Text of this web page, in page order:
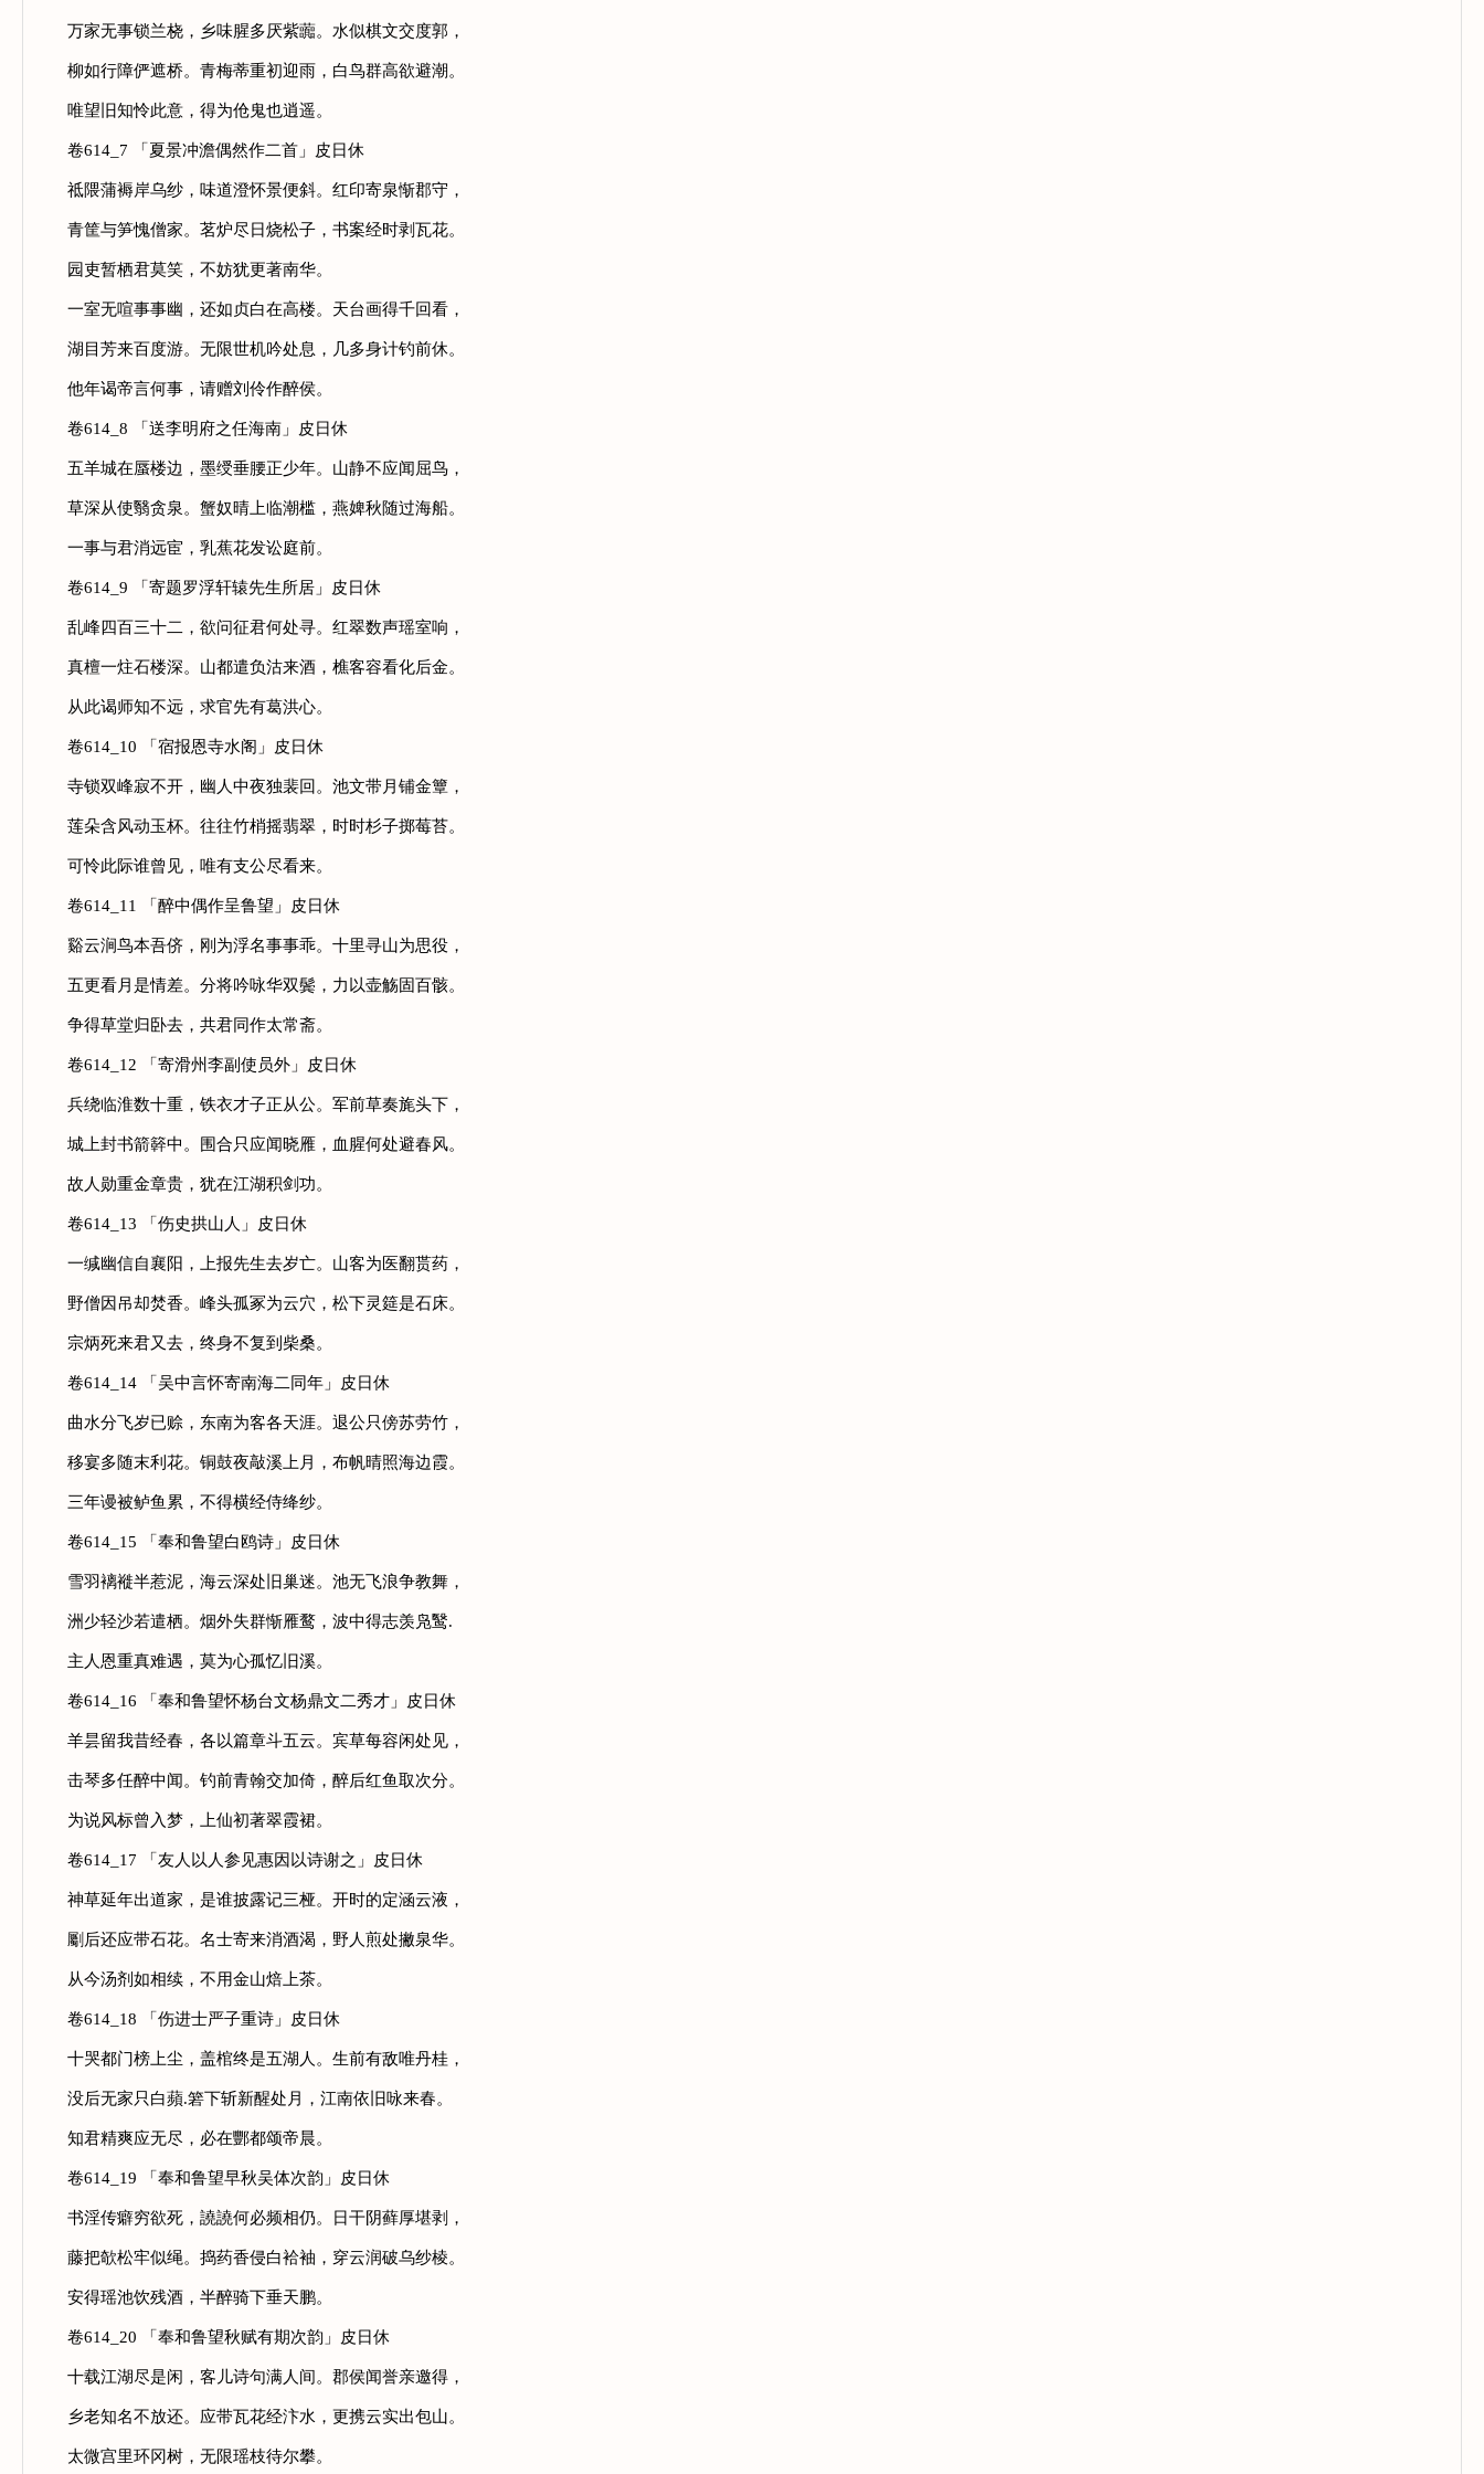
万家无事锁兰桡，乡味腥多厌紫虈。水似棋文交度郭，
柳如行障俨遮桥。青梅蒂重初迎雨，白鸟群高欲避潮。
唯望旧知怜此意，得为伧鬼也逍遥。
卷614_7 「夏景冲澹偶然作二首」皮日休
祗隈蒲褥岸乌纱，味道澄怀景便斜。红印寄泉惭郡守，
青筐与笋愧僧家。茗炉尽日烧松子，书案经时剥瓦花。
园吏暂栖君莫笑，不妨犹更著南华。
一室无喧事事幽，还如贞白在高楼。天台画得千回看，
湖目芳来百度游。无限世机吟处息，几多身计钓前休。
他年谒帝言何事，请赠刘伶作醉侯。
卷614_8 「送李明府之任海南」皮日休
五羊城在蜃楼边，墨绶垂腰正少年。山静不应闻屈鸟，
草深从使翳贪泉。蟹奴晴上临潮槛，燕婢秋随过海船。
一事与君消远宦，乳蕉花发讼庭前。
卷614_9 「寄题罗浮轩辕先生所居」皮日休
乱峰四百三十二，欲问征君何处寻。红翠数声瑶室响，
真檀一炷石楼深。山都遣负沽来酒，樵客容看化后金。
从此谒师知不远，求官先有葛洪心。
卷614_10 「宿报恩寺水阁」皮日休
寺锁双峰寂不开，幽人中夜独裴回。池文带月铺金簟，
莲朵含风动玉杯。往往竹梢摇翡翠，时时杉子掷莓苔。
可怜此际谁曾见，唯有支公尽看来。
卷614_11 「醉中偶作呈鲁望」皮日休
谿云涧鸟本吾侪，刚为浮名事事乖。十里寻山为思役，
五更看月是情差。分将吟咏华双鬓，力以壶觞固百骸。
争得草堂归卧去，共君同作太常斋。
卷614_12 「寄滑州李副使员外」皮日休
兵绕临淮数十重，铁衣才子正从公。军前草奏旄头下，
城上封书箭簳中。围合只应闻晓雁，血腥何处避春风。
故人勋重金章贵，犹在江湖积剑功。
卷614_13 「伤史拱山人」皮日休
一缄幽信自襄阳，上报先生去岁亡。山客为医翻贳药，
野僧因吊却焚香。峰头孤冢为云穴，松下灵筵是石床。
宗炳死来君又去，终身不复到柴桑。
卷614_14 「吴中言怀寄南海二同年」皮日休
曲水分飞岁已赊，东南为客各天涯。退公只傍苏劳竹，
移宴多随末利花。铜鼓夜敲溪上月，布帆晴照海边霞。
三年谩被鲈鱼累，不得横经侍绛纱。
卷614_15 「奉和鲁望白鸥诗」皮日休
雪羽褵褷半惹泥，海云深处旧巢迷。池无飞浪争教舞，
洲少轻沙若遣栖。烟外失群惭雁鹜，波中得志羡凫鹥.
主人恩重真难遇，莫为心孤忆旧溪。
卷614_16 「奉和鲁望怀杨台文杨鼎文二秀才」皮日休
羊昙留我昔经春，各以篇章斗五云。宾草每容闲处见，
击琴多任醉中闻。钓前青翰交加倚，醉后红鱼取次分。
为说风标曾入梦，上仙初著翠霞裙。
卷614_17 「友人以人参见惠因以诗谢之」皮日休
神草延年出道家，是谁披露记三桠。开时的定涵云液，
劚后还应带石花。名士寄来消酒渴，野人煎处撇泉华。
从今汤剂如相续，不用金山焙上茶。
卷614_18 「伤进士严子重诗」皮日休
十哭都门榜上尘，盖棺终是五湖人。生前有敌唯丹桂，
没后无家只白蘋.箬下斩新醒处月，江南依旧咏来春。
知君精爽应无尽，必在酆都颂帝晨。
卷614_19 「奉和鲁望早秋吴体次韵」皮日休
书淫传癖穷欲死，譊譊何必频相仍。日干阴藓厚堪剥，
藤把欹松牢似绳。捣药香侵白袷袖，穿云润破乌纱棱。
安得瑶池饮残酒，半醉骑下垂天鹏。
卷614_20 「奉和鲁望秋赋有期次韵」皮日休
十载江湖尽是闲，客儿诗句满人间。郡侯闻誉亲邀得，
乡老知名不放还。应带瓦花经汴水，更携云实出包山。
太微宫里环冈树，无限瑶枝待尔攀。